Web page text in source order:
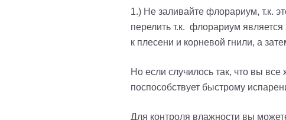
1.) Не заливайте флорариум, т.к.
перелить т.к. флорариум
к плесени и корневой гнили, а
Но если случилось так, что вы
поспособствует быстрому
Для контроля влажности вы